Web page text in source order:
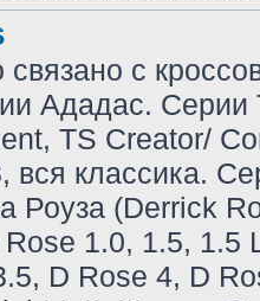
связано с
Ададас. Серии
TS Creator/
вся классика.
Роуза (Derrick
1.0, 1.5, 1.5
D Rose 4, D